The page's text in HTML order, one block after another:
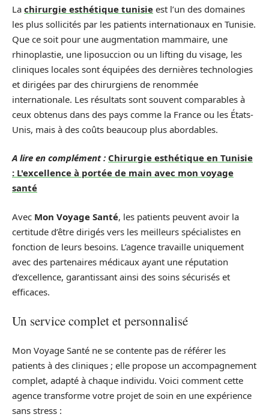
La chirurgie esthétique tunisie est l’un des domaines
les plus sollicités par les patients internationaux en Tunisie.
Que ce soit pour une augmentation mammaire, une
rhinoplastie, une liposuccion ou un lifting du visage, les
cliniques locales sont équipées des dernières technologies
et dirigées par des chirurgiens de renommée
internationale. Les résultats sont souvent comparables à
ceux obtenus dans des pays comme la France ou les États-
Unis, mais à des coûts beaucoup plus abordables.
A lire en complément : Chirurgie esthétique en Tunisie
: L'excellence à portée de main avec mon voyage
santé
Avec Mon Voyage Santé, les patients peuvent avoir la
certitude d’être dirigés vers les meilleurs spécialistes en
fonction de leurs besoins. L’agence travaille uniquement
avec des partenaires médicaux ayant une réputation
d’excellence, garantissant ainsi des soins sécurisés et
efficaces.
Un service complet et personnalisé
Mon Voyage Santé ne se contente pas de référer les
patients à des cliniques ; elle propose un accompagnement
complet, adapté à chaque individu. Voici comment cette
agence transforme votre projet de soin en une expérience
sans stress :